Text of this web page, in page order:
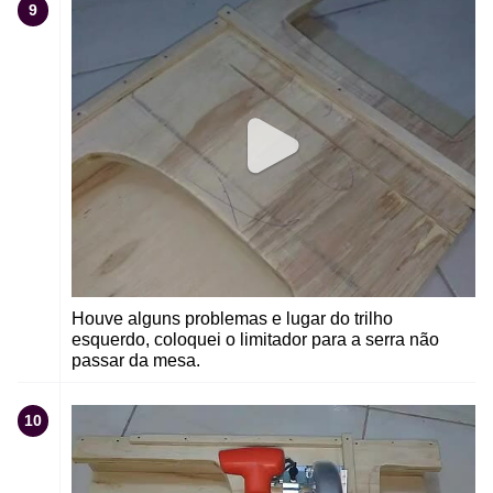
9
Houve alguns problemas e lugar do trilho
esquerdo, coloquei o limitador para a serra não
passar da mesa.
10